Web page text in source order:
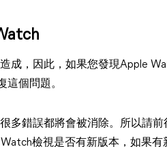
成，因此，如果您發現Apple
這個問題。
多錯誤都將會被消除。所以請
檢視是否有新版本，如果